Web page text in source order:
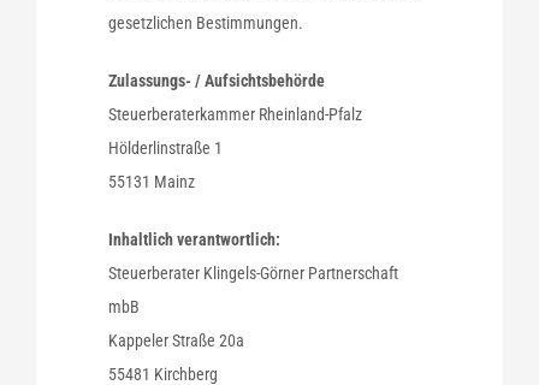
gesetzlichen Bestimmungen.
Zulassungs- / Aufsichtsbehörde
Steuerberaterkammer Rheinland-Pfalz
Hölderlinstraße 1
55131 Mainz
Inhaltlich verantwortlich:
Steuerberater Klingels-Görner Partnerschaft
mbB
Kappeler Straße 20a
55481 Kirchberg